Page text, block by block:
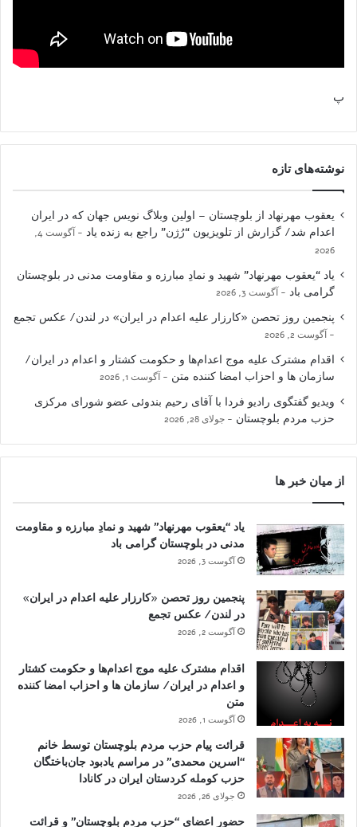
پ
نوشته‌های تازه
یعقوب مهرنهاد از بلوچستان – اولین وبلاگ نویس جهان که در ایران
اعدام شد/ گزارش از تلویزیون “رُژن” راجع به زنده یاد
آگوست 4,
2026
یاد “یعقوب مهرنهاد” شهید و نمادِ مبارزه و مقاومت مدنی در بلوچستان
گرامی باد
آگوست 3, 2026
پنجمین روز تحصن «کارزار علیه اعدام در ایران» در لندن/ عکس تجمع
آگوست 2, 2026
اقدام مشترک علیه موج اعدام‌ها و حکومت کشتار و اعدام در ایران/
سازمان ها و احزاب امضا کننده متن
آگوست 1, 2026
ویدیو گفتگوی رادیو فردا با آقای رحیم بندوئی عضو شورای مرکزی
حزب مردم بلوچستان
جولای 28, 2026
از میان خبر ها
یاد “یعقوب مهرنهاد” شهید و نمادِ مبارزه و مقاومت
مدنی در بلوچستان گرامی باد
آگوست 3, 2026
پنجمین روز تحصن «کارزار علیه اعدام در ایران»
در لندن/ عکس تجمع
آگوست 2, 2026
اقدام مشترک علیه موج اعدام‌ها و حکومت کشتار
و اعدام در ایران/ سازمان ها و احزاب امضا کننده
متن
آگوست 1, 2026
قرائت پیام حزب مردم بلوچستان توسط خانم
“اسرین محمدی” در مراسم یادبود جان‌باختگان
حزب کومله کردستان ایران در کانادا
جولای 26, 2026
حضور اعضای “حزب مردم بلوچستان” و قرائت